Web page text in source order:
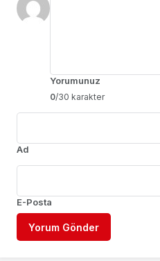
Yorumunuz
0/30 karakter
Ad
E-Posta
Yorum Gönder